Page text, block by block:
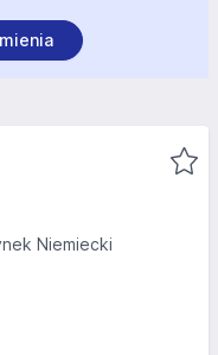
Niemiecki